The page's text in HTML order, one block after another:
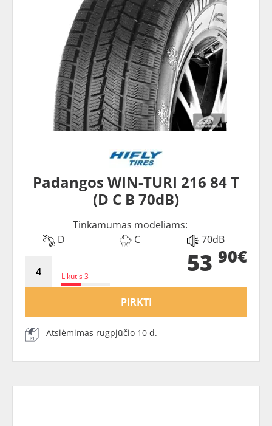
Padangos WIN-TURI 216 84 T
(D C B 70dB)
Tinkamumas modeliams:
D
C 70dB
Likutis 3 53 90€
PIRKTI
Atsiėmimas rugpjūčio 10 d.